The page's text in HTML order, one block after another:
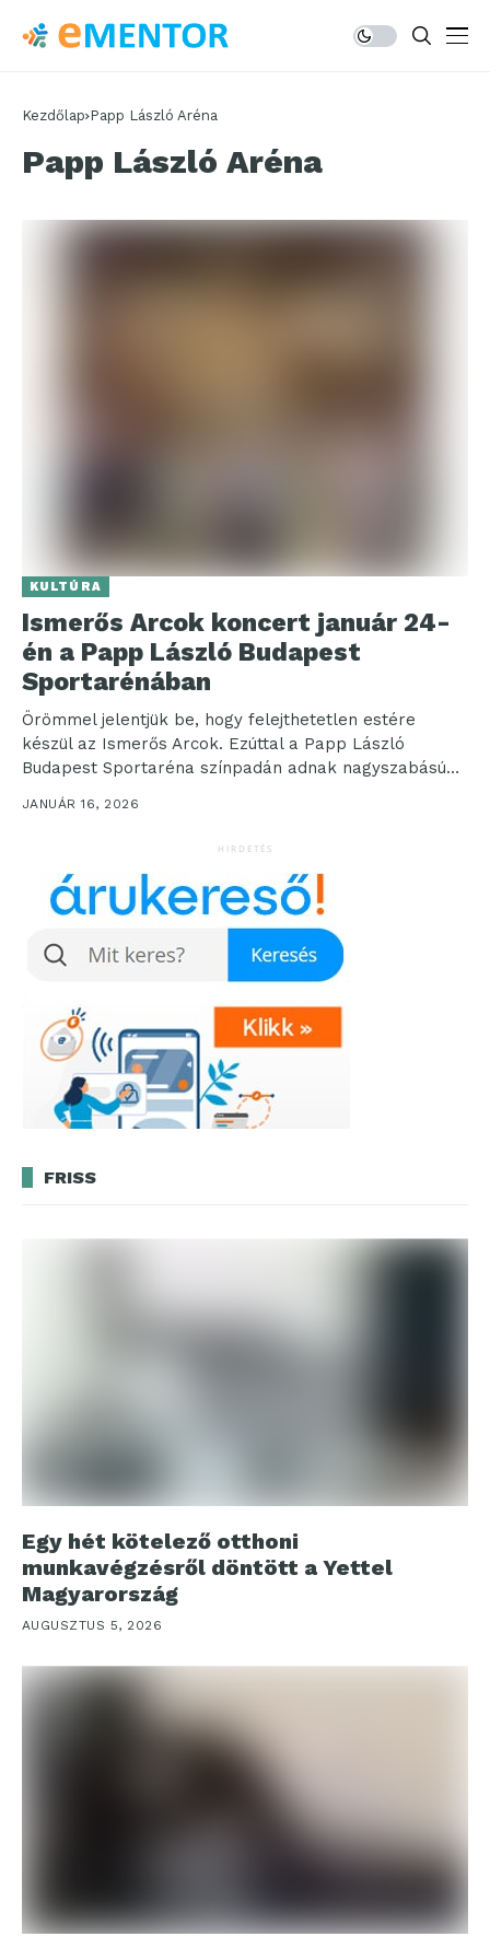
Kezdőlap Papp László Aréna
Papp László Aréna
KULTÚRA
Ismerős Arcok koncert január 24-
én a Papp László Budapest
Sportarénában
Örömmel jelentjük be, hogy felejthetetlen estére
készül az Ismerős Arcok. Ezúttal a Papp László
Budapest Sportaréna színpadán adnak nagyszabású
koncertet, ahol a közönség...
JANUÁR 16, 2026
HIRDETÉS
FRISS
Egy hét kötelező otthoni
munkavégzésről döntött a Yettel
Magyarország
AUGUSZTUS 5, 2026